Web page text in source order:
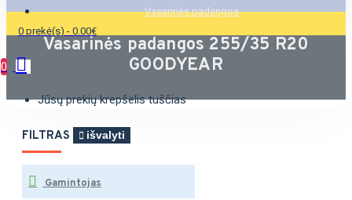
0 prekė(s) - 0.00€
0
Jūsų prekių krepšelis tuščias
Vasarinės padangos
Vasarinės padangos 255/35 R20
GOODYEAR
FILTRAS išvalyti
Gamintojas